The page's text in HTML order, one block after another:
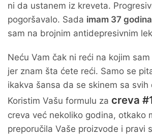
ni da ustanem iz kreveta.
pogoršavalo. Sada imam 37 godina
sam na brojnim antidepresivnim
Neću Vam čak ni reći na kojim
jer znam šta ćete reći. Samo se
ikakva šansa da se skinem sa svih
Koristim Vašu formulu za creva
creva već nekoliko godina, otkako
preporučila Vaše proizvode i pravi